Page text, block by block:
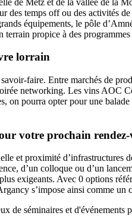
des temps off ou des activités
équipements, le pôle
terrain propice à des
lorrain
faire. Entre marchés de
networking. Les vins AOC
on pourra opter pour une
votre prochain rendez-
et proximité d’infrastructures
d’un colloque ou d’un
exigeants. Avec 0 options
s’impose ainsi comme
de séminaires et